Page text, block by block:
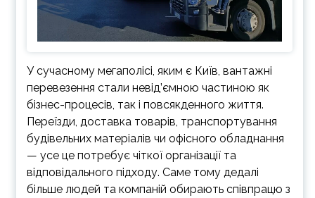
У сучасному мегаполісі, яким є Київ, вантажні
перевезення стали невід’ємною частиною як
бізнес-процесів, так і повсякденного життя.
Переїзди, доставка товарів, транспортування
будівельних матеріалів чи офісного обладнання
— усе це потребує чіткої організації та
відповідального підходу. Саме тому дедалі
більше людей та компаній обирають співпрацю з